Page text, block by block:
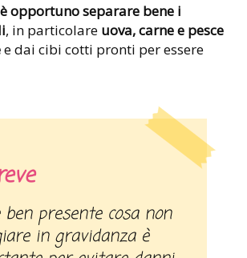
opportuno separare bene i
, in particolare uova, carne e pesce
e dai cibi cotti pronti per essere
in gravidanza è